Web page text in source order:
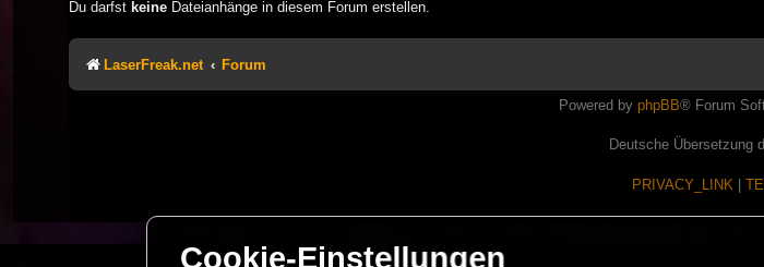
Du darfst keine Dateianhänge in diesem Forum erstellen.
LaserFreak.net Forum
Powered by phpBB® Forum
Deutsche Übersetzung
PRIVACY_LINK
Cookie-Einstellungen